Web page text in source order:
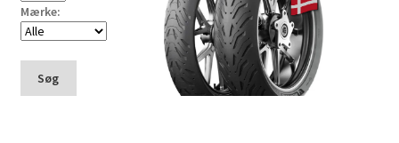
Mærke:
Søg